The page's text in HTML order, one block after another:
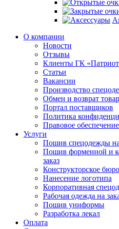
О компании
Новости
Отзывы
Клиенты ГК
Статьи
Вакансии
Производство
Обмен и возврат
Портал поставщиков
Политика
Правовое обеспечение
Услуги
Пошив спецодежды на
Пошив форменной и
заказ
Конструкторское бюро
Нанесение логотипа
Корпоративная
Рабочая одежда на
Пошив униформы
Разработка лекал
Оплата